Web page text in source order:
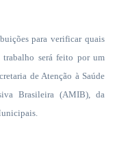
para verificar quais
trabalho será feito por um
de Atenção à Saúde
Brasileira (AMIB), da